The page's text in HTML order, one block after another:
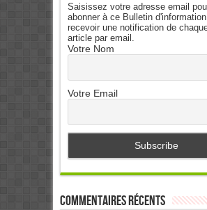
Saisissez votre adresse email
abonner à ce Bulletin
recevoir une notification de
article par email.
Votre Nom
Votre Email
Commentaires récents